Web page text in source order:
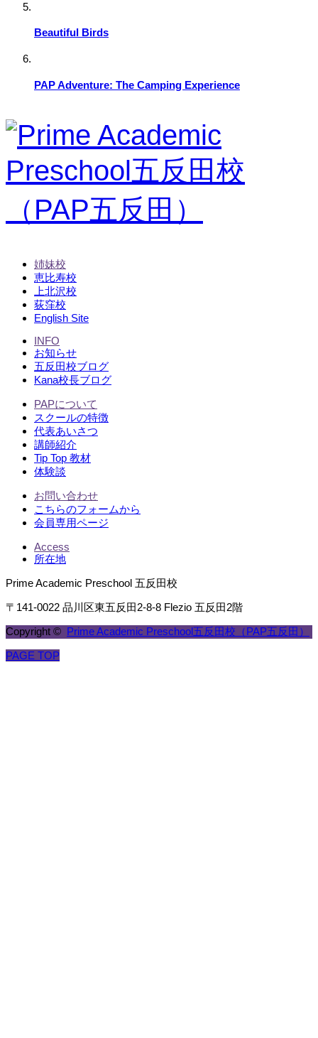
Beautiful Birds
PAP Adventure: The Camping Experience
姉妹校
恵比寿校
上北沢校
荻窪校
English Site
INFO
お知らせ
五反田校ブログ
Kana校長ブログ
PAPについて
スクールの特徴
代表あいさつ
講師紹介
Tip Top 教材
体験談
お問い合わせ
こちらのフォームから
会員専用ページ
Access
所在地
Prime Academic Preschool 五反田校
〒141-0022 品川区東五反田2-8-8 Flezio 五反田2階
Copyright © Prime Academic Preschool五反田校（PAP五反田）
PAGE TOP